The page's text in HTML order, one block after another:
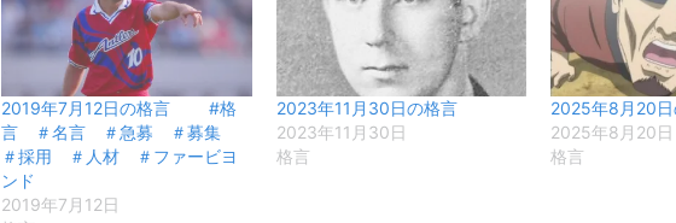
2019年7月12日の格言 #格
言 ＃名言 ＃急募 ＃募集
＃採用 ＃人材 ＃ファービヨ
ンド
2019年7月12日
2023年11月30日の格言
2023年11月30日
格言
2025年8月20
2025年8月20日
格言